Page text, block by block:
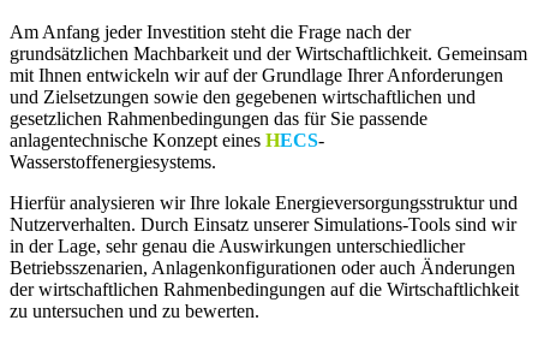
Am Anfang jeder Investition steht die Frage nach der
grundsätzlichen Machbarkeit und der Wirtschaftlichkeit. Gemeinsam
mit Ihnen entwickeln wir auf der Grundlage Ihrer Anforderungen
und Zielsetzungen sowie den gegebenen wirtschaftlichen und
gesetzlichen Rahmenbedingungen das für Sie passende
anlagentechnische Konzept eines HECS-
Wasserstoffenergiesystems.
Hierfür analysieren wir Ihre lokale Energieversorgungsstruktur und
Nutzerverhalten. Durch Einsatz unserer Simulations-Tools sind wir
in der Lage, sehr genau die Auswirkungen unterschiedlicher
Betriebsszenarien, Anlagenkonfigurationen oder auch Änderungen
der wirtschaftlichen Rahmenbedingungen auf die Wirtschaftlichkeit
zu untersuchen und zu bewerten.